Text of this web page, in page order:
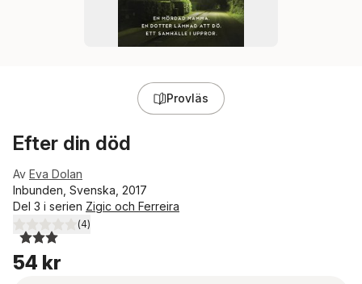
Provläs
Efter din död
Av Eva Dolan
Inbunden, Svenska, 2017
Del 3 i serien Zigic och Ferreira
3,0utav 5 stjärnor. Totalt antal röster:
(4)
54 kr